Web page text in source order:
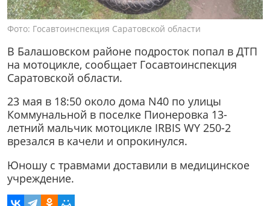
Фото: Госавтоинспекция Саратовской области
В Балашовском районе подросток попал в ДТП
на мотоцикле, сообщает Госавтоинспекция
Саратовской области.
23 мая в 18:50 около дома N40 по улицы
Коммунальной в поселке Пионеровка 13-
летний мальчик мотоцикле IRBIS WY 250-2
врезался в качели и опрокинулся.
Юношу с травмами доставили в медицинское
учреждение.